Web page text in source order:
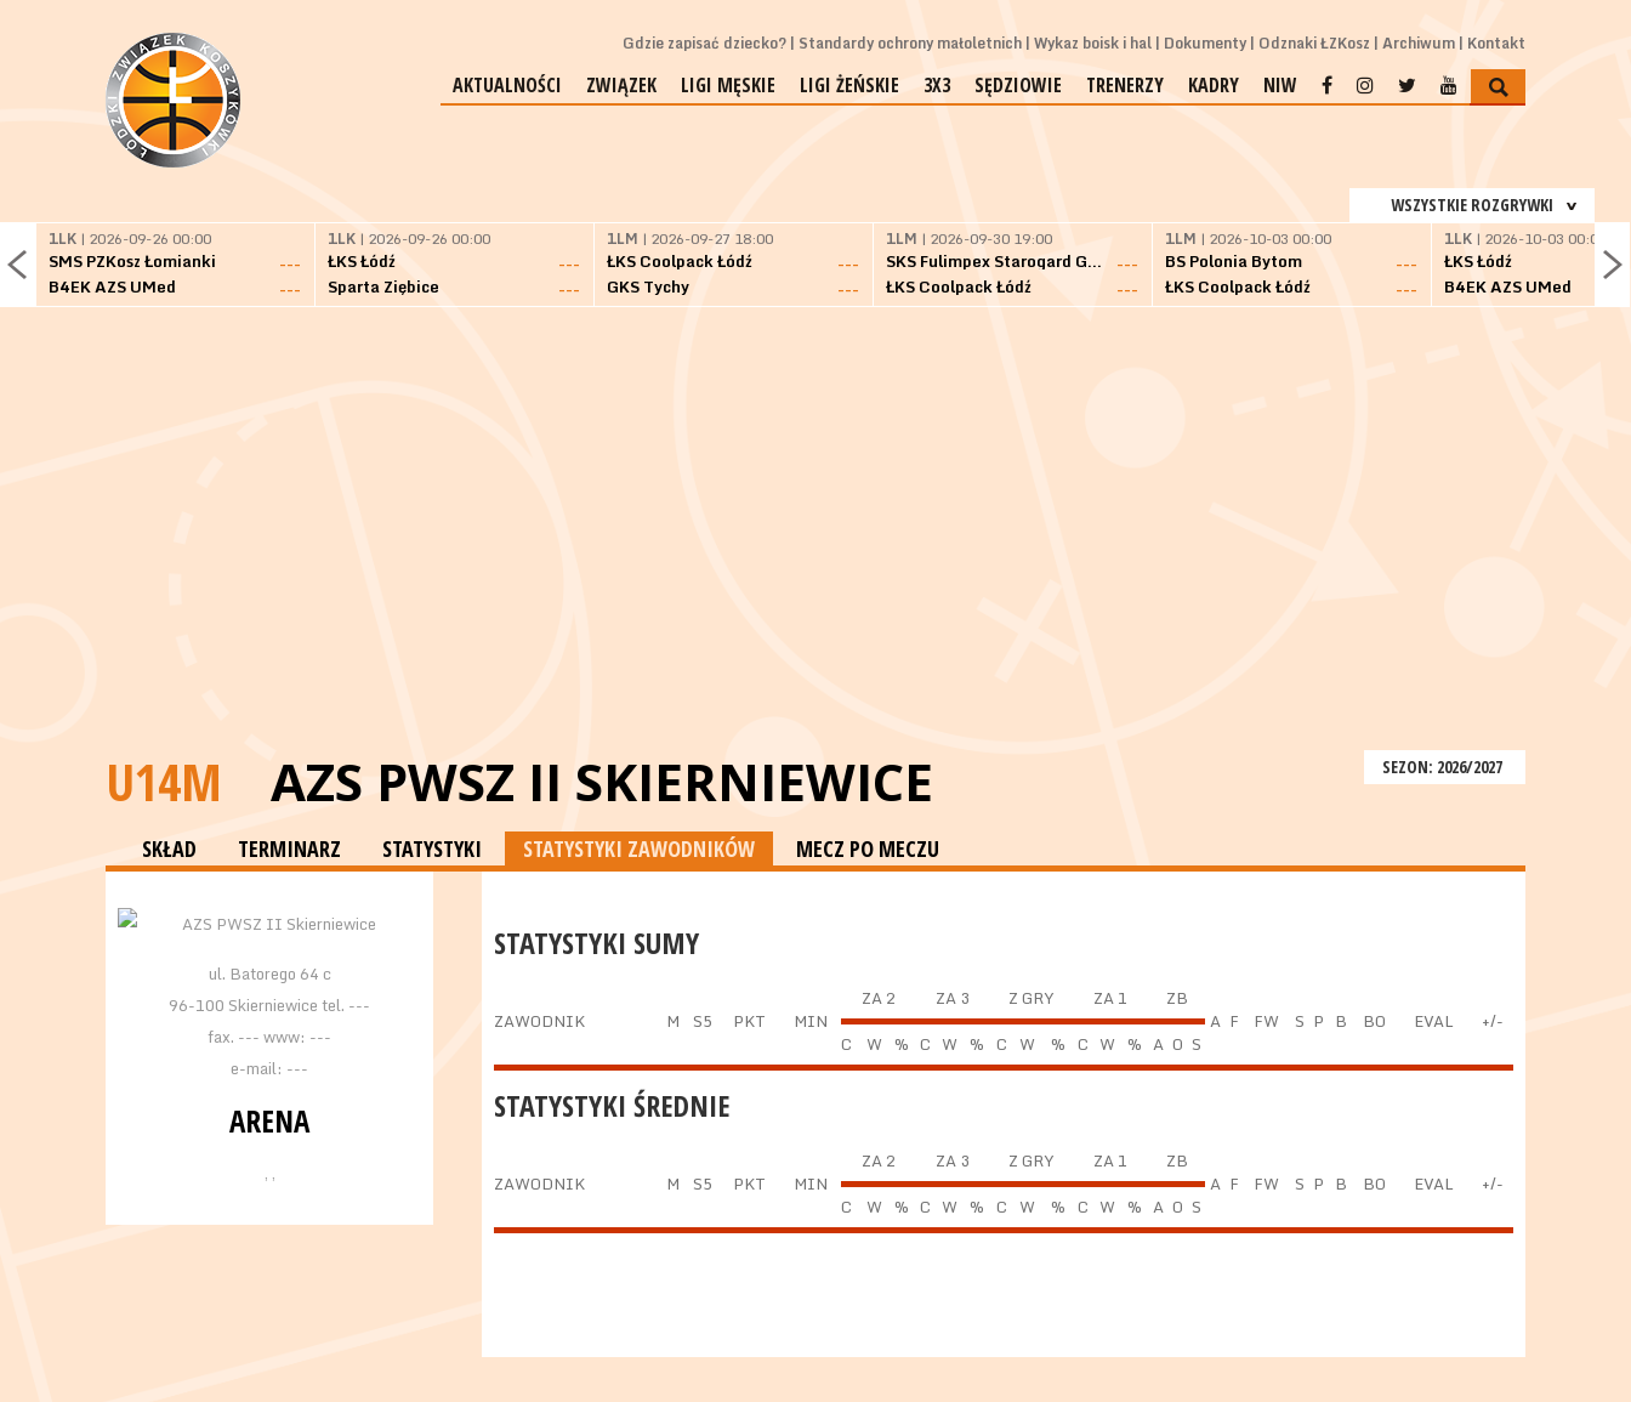
Gdzie zapisać dziecko? Standardy ochrony małoletnich Wykaz boisk i hal Dokumenty Odznaki ŁZKosz Archiwum Kontakt
AKTUALNOŚCI ZWIĄZEK LIGI MĘSKIE LIGI ŻEŃSKIE 3X3 SĘDZIOWIE TRENERZY KADRY NIW
WSZYSTKIE ROZGRYWKI
1LK | 2026-09-26 00:00
SMS PZKosz Łomianki
---
B4EK AZS UMed
---
1LK | 2026-09-26 00:00
ŁKS Łódź
---
Sparta Ziębice
---
1LM | 2026-09-27 18:00
ŁKS Coolpack Łódź
---
GKS Tychy
---
1LM | 2026-09-30 19:00
SKS Fulimpex Starogard Gdański
---
ŁKS Coolpack Łódź
---
1LM | 2026-10-03 00:00
BS Polonia Bytom
---
ŁKS Coolpack Łódź
---
1LK | 2026-10-03 00:00
ŁKS Łódź
B4EK AZS UMed
SEZON: 2026/2027
U14M AZS PWSZ II SKIERNIEWICE
SKŁAD TERMINARZ STATYSTYKI STATYSTYKI ZAWODNIKÓW MECZ PO MECZU
ul. Batorego 64 c
96-100 Skierniewice tel. ---
fax. --- www: ---
e-mail: ---
ARENA
, ,
STATYSTYKI SUMY
ZAWODNIK M S5 PKT MIN
ZA 2 ZA 3 Z GRY ZA 1
ZB
A F FW S P B BO EVAL
+/-
C
W % C W % C W % C W % A O S
STATYSTYKI ŚREDNIE
ZAWODNIK M S5 PKT MIN
ZA 2 ZA 3 Z GRY ZA 1
ZB
A F FW S P B BO EVAL
+/-
C
W % C W % C W % C W % A O S